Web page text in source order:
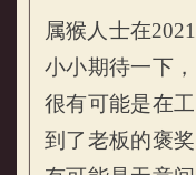
属猴人士在
小小期待一下
很有可能是在
到了老板的褒